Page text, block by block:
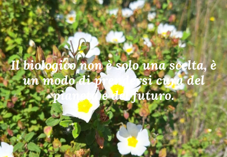
Il biologico non è solo una scelta, è
un modo di prendersi cura del
pianeta e del futuro.